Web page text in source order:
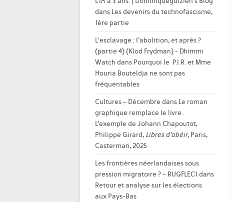
dans Les devenirs du technofascisme,
1ère partie
L'esclavage : l’abolition, et après ?
(partie 4) (Klod Frydman) - Dhimmi
Watch dans Pourquoi le P.I.R. et Mme
Houria Bouteldja ne sont pas
fréquentables
Cultures – Décembre dans Le roman
graphique remplace le livre.
L’exemple de Johann Chapoutot,
Philippe Girard, Libres d’obéir, Paris,
Casterman, 2025
Les frontières néerlandaises sous
pression migratoire ? – RUGFLEC1 dans
Retour et analyse sur les élections
aux Pays-Bas